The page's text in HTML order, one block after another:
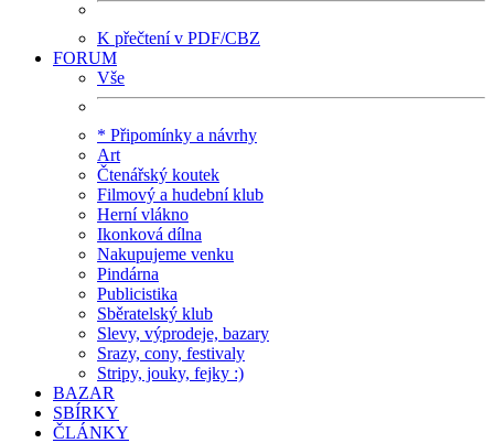
K přečtení v PDF/CBZ
FORUM
Vše
* Připomínky a návrhy
Art
Čtenářský koutek
Filmový a hudební klub
Herní vlákno
Ikonková dílna
Nakupujeme venku
Pindárna
Publicistika
Sběratelský klub
Slevy, výprodeje, bazary
Srazy, cony, festivaly
Stripy, jouky, fejky :)
BAZAR
SBÍRKY
ČLÁNKY